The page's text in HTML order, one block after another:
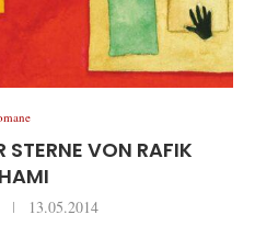
STERNE VON RAFIK
13.05.2014